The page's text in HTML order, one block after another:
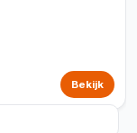
Bekijk